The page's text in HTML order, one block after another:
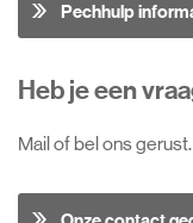
Pechhulp
Heb je een
Mail of bel ons gerust.